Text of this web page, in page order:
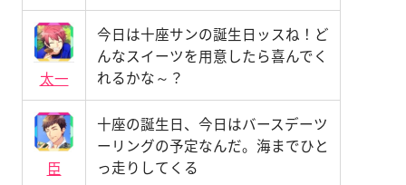
太一
今日は十座サンの誕生日ッスね！ど
んなスイーツを用意したら喜んでく
れるかな～？
臣
十座の誕生日、今日はバースデーツ
ーリングの予定なんだ。海までひと
っ走りしてくる